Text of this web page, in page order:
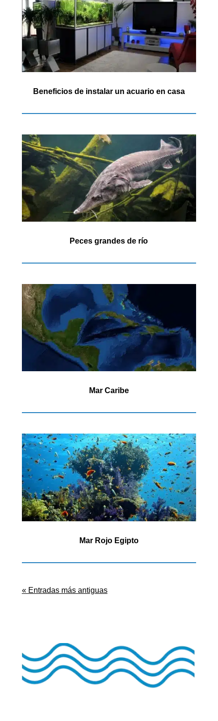
Beneficios de instalar un acuario en casa
Peces grandes de río
Mar Caribe
Mar Rojo Egipto
« Entradas más antiguas